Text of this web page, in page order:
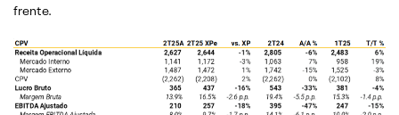
frente.